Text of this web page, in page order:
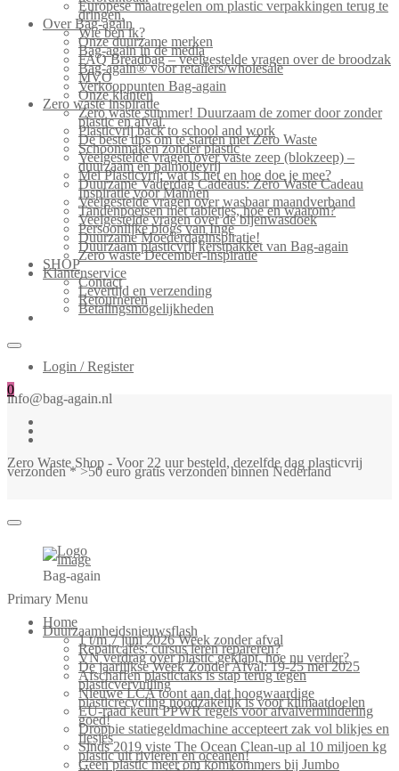
Europese maatregelen om plastic verpakkingen terug te
dringen.
Over Bag-again
Wie ben ik?
Onze duurzame merken
Bag-again in de media
FAQ Breadbag – veelgestelde vragen over de broodzak
Bag-again® voor retailers/wholesale
MVO
Verkooppunten Bag-again
Onze klanten
Zero waste inspiratie
Zero waste summer! Duurzaam de zomer door zonder
plastic en afval.
Plasticvrij back to school and work
De beste tips om te starten met Zero Waste
Schoonmaken zonder plastic
Veelgestelde vragen over vaste zeep (blokzeep) –
duurzaam en palmolievrij
Mei Plasticvrij: wat is het en hoe doe je mee?
Duurzame Vaderdag Cadeaus: Zero Waste Cadeau
Inspiratie voor Mannen
Veelgestelde vragen over wasbaar maandverband
Tandenpoetsen met tabletjes, hoe en waarom?
Veelgestelde vragen over de bijenwasdoek
Persoonlijke blogs van Inge
Duurzame Moederdaginspiratie!
Duurzaam plasticvrij kerstpakket van Bag-again
Zero waste December-inspiratie
SHOP
Klantenservice
Contact
Levertijd en verzending
Retourneren
Betalingsmogelijkheden
Login / Register
0
info@bag-again.nl
Zero Waste Shop - Voor 22 uur besteld, dezelfde dag plasticvrij
verzonden * >50 euro gratis verzonden binnen Nederland
Bag-again
Primary Menu
Home
Duurzaamheidsnieuwsflash
1 t/m 7 juni 2026 Week zonder afval
Repaircafés: cursus leren repareren?
VN verdrag over plastic geklapt, hoe nu verder?
De jaarlijkse Week Zonder Afval: 19-25 mei 2025
Afschaffen plastictaks is stap terug tegen
plasticvervuiling
Nieuwe LCA toont aan dat hoogwaardige
plasticrecycling noodzakelijk is voor klimaatdoelen
EU-raad keurt PPWR regels voor afvalvermindering
goed!
Droppie statiegeldmachine accepteert zak vol blikjes en
flesjes
Sinds 2019 viste The Ocean Clean-up al 10 miljoen kg
plastic uit rivieren en oceanen!
Geen plastic meer om komkommers bij Jumbo